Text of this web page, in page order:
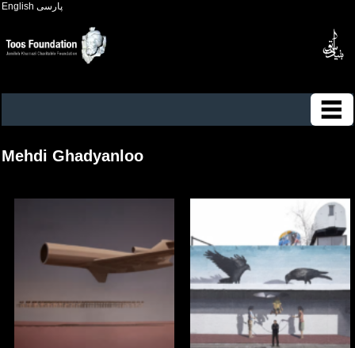
English پارسی
Mehdi Ghadyanloo